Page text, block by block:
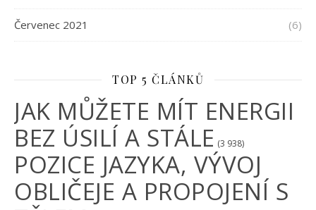
Červenec 2021 (6)
TOP 5 ČLÁNKŮ
JAK MŮŽETE MÍT ENERGII
BEZ ÚSILÍ A STÁLE (3 938)
POZICE JAZYKA, VÝVOJ
OBLIČEJE A PROPOJENÍ S